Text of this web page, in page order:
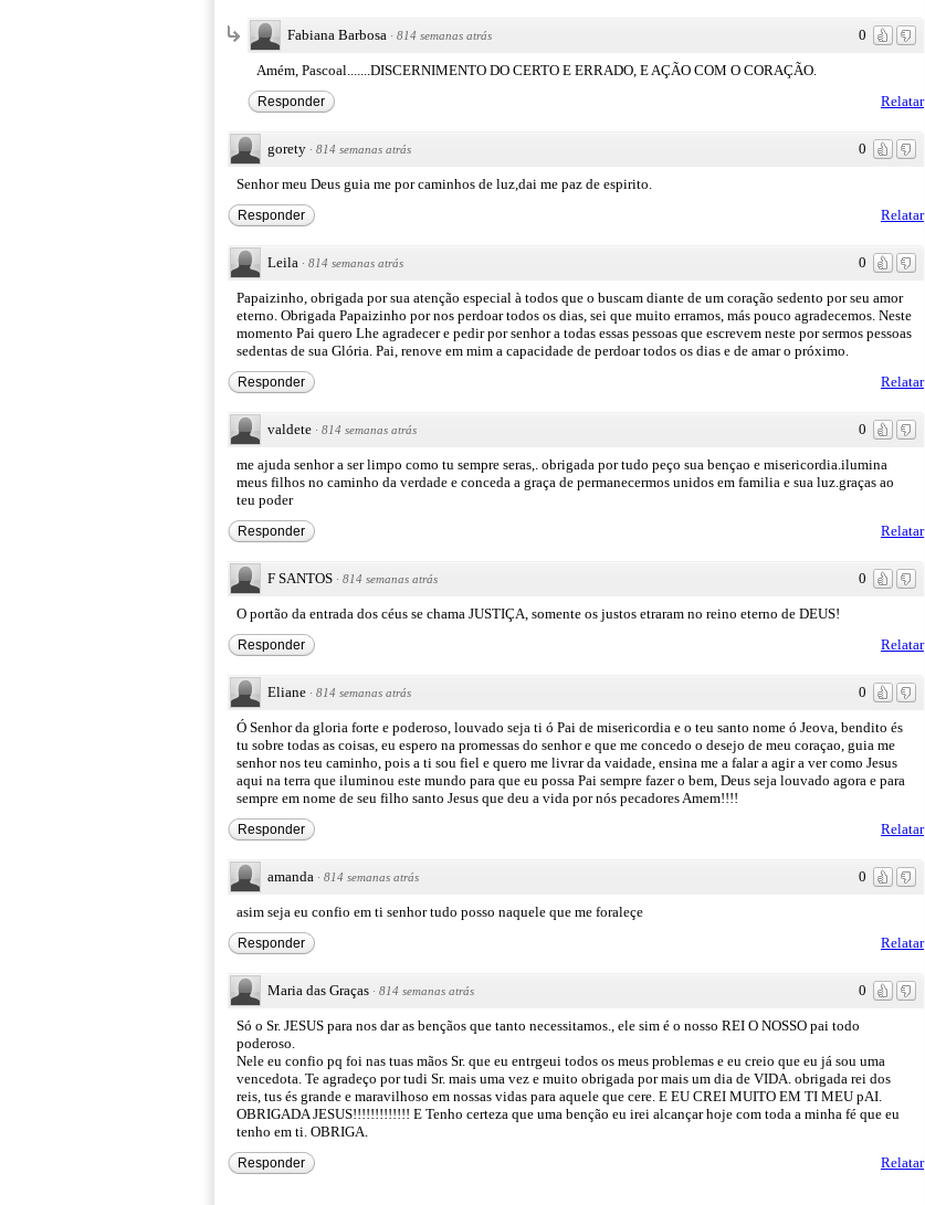
0
Fabiana Barbosa · 814 semanas atrás
Amém, Pascoal.......DISCERNIMENTO DO CERTO E ERRADO, E AÇÃO COM O CORAÇÃO.
Relatar
Responder
0
gorety · 814 semanas atrás
Senhor meu Deus guia me por caminhos de luz,dai me paz de espirito.
Relatar
Responder
0
Leila · 814 semanas atrás
Papaizinho, obrigada por sua atenção especial à todos que o buscam diante de um coração sedento por seu amor
eterno. Obrigada Papaizinho por nos perdoar todos os dias, sei que muito erramos, más pouco agradecemos. Neste
momento Pai quero Lhe agradecer e pedir por senhor a todas essas pessoas que escrevem neste por sermos pessoas
sedentas de sua Glória. Pai, renove em mim a capacidade de perdoar todos os dias e de amar o próximo.
Relatar
Responder
0
valdete · 814 semanas atrás
me ajuda senhor a ser limpo como tu sempre seras,. obrigada por tudo peço sua bençao e misericordia.ilumina
meus filhos no caminho da verdade e conceda a graça de permanecermos unidos em familia e sua luz.graças ao
teu poder
Relatar
Responder
0
F SANTOS · 814 semanas atrás
O portão da entrada dos céus se chama JUSTIÇA, somente os justos etraram no reino eterno de DEUS!
Relatar
Responder
0
Eliane · 814 semanas atrás
Ó Senhor da gloria forte e poderoso, louvado seja ti ó Pai de misericordia e o teu santo nome ó Jeova, bendito és
tu sobre todas as coisas, eu espero na promessas do senhor e que me concedo o desejo de meu coraçao, guia me
senhor nos teu caminho, pois a ti sou fiel e quero me livrar da vaidade, ensina me a falar a agir a ver como Jesus
aqui na terra que iluminou este mundo para que eu possa Pai sempre fazer o bem, Deus seja louvado agora e para
sempre em nome de seu filho santo Jesus que deu a vida por nós pecadores Amem!!!!
Relatar
Responder
0
amanda · 814 semanas atrás
asim seja eu confio em ti senhor tudo posso naquele que me foraleçe
Relatar
Responder
0
Maria das Graças · 814 semanas atrás
Só o Sr. JESUS para nos dar as bençãos que tanto necessitamos., ele sim é o nosso REI O NOSSO pai todo
poderoso.
Nele eu confio pq foi nas tuas mãos Sr. que eu entrgeui todos os meus problemas e eu creio que eu já sou uma
vencedota. Te agradeço por tudi Sr. mais uma vez e muito obrigada por mais um dia de VIDA. obrigada rei dos
reis, tus és grande e maravilhoso em nossas vidas para aquele que cere. E EU CREI MUITO EM TI MEU pAI.
OBRIGADA JESUS!!!!!!!!!!!!! E Tenho certeza que uma benção eu irei alcançar hoje com toda a minha fé que eu
tenho em ti. OBRIGA.
Relatar
Responder